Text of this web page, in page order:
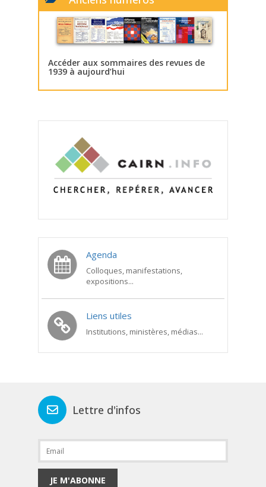
Accéder aux sommaires des revues de
1939 à aujourd’hui
Agenda
Colloques, manifestations,
expositions...
Liens utiles
Institutions, ministères, médias...
Lettre d'infos
JE M'ABONNE